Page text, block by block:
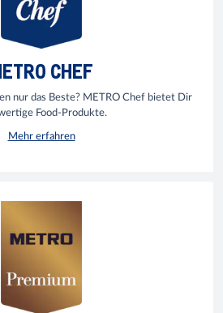
CHEF
nur das Beste? METRO Chef bietet Dir
Food-Produkte.
Mehr erfahren